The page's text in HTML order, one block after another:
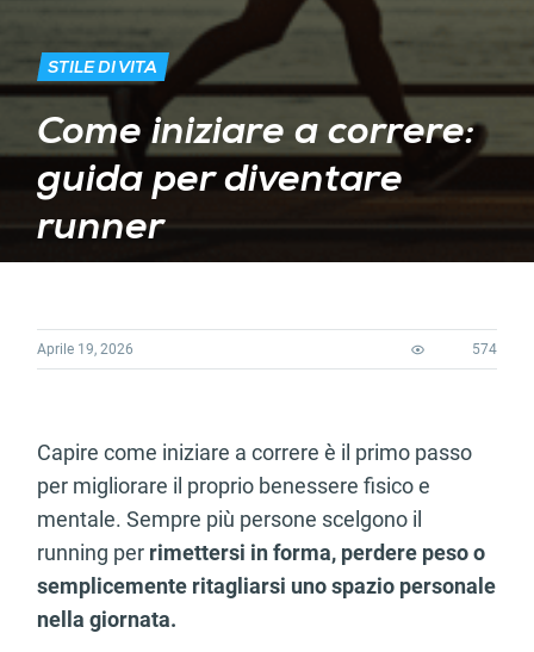
STILE DI VITA
Come iniziare a correre:
guida per diventare
runner
Aprile 19, 2026 574
Capire come iniziare a correre è il primo passo
per migliorare il proprio benessere fisico e
mentale. Sempre più persone scelgono il
running per rimettersi in forma, perdere peso o
semplicemente ritagliarsi uno spazio personale
nella giornata.